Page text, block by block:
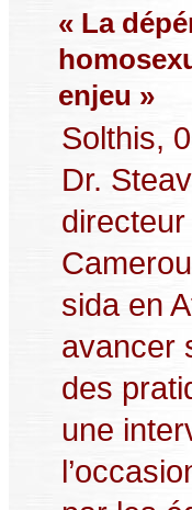
« La
enjeu »
Solthis,
Dr.
directeur
sida en
avancer
des
une